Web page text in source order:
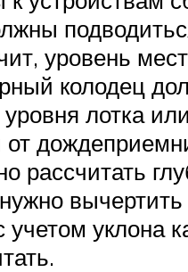
уровень
колодец
лотка
рассчитать
учетом уклона